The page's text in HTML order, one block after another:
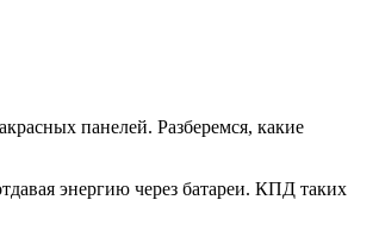
панелей. Разберемся, какие
энергию через батареи. КПД таких